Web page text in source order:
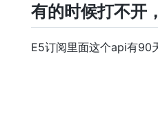
有的时候打不开
E5订阅里面这个api有90